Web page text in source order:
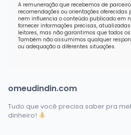
A remuneração que recebemos de
recomendações ou orientações
nem influencia o conteúdo publicado em
fornecer informações precisas,
leitores, mas não garantimos que todos
Também não assumimos qualquer
ou adequação a diferentes situações.
omeudindin.com
Tudo que você precisa saber pra
dinheiro!